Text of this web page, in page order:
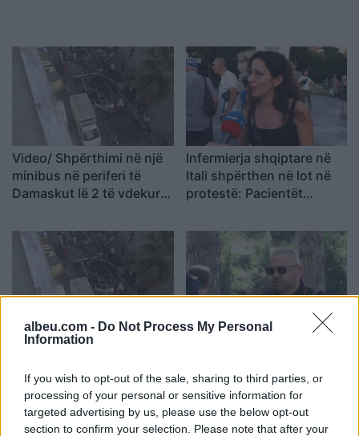
albeu.com - Do Not Process My Personal
Information
If you wish to opt-out of the sale, sharing to third parties, or
processing of your personal or sensitive information for
targeted advertising by us, please use the below opt-out
section to confirm your selection. Please note that after your
Video/ Shpërthimi në një
minibus në periferi të
Damaskut lë 2 të vdekur
Infermierja shqiptare në
Itali shpërthen në lot në
protestë: Pacientët
kurim jashtë vendit
Video/ Dy të vrarë dhe 13
shpërthimi i një minibusi
pranë Damaskut
zyrtari i Policisë dyshohet
se kërcënoi kamerierin
dhe administratorin